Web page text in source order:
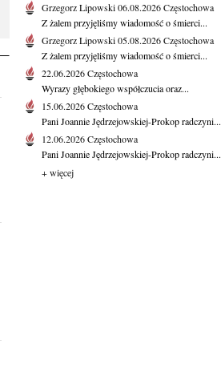
Grzegorz Lipowski06.08.2026Częstochowa
Z żalem przyjęliśmy wiadomość o śmierci...
Grzegorz Lipowski05.08.2026Częstochowa
Z żalem przyjęliśmy wiadomość o śmierci...
22.06.2026Częstochowa
Wyrazy głębokiego współczucia oraz...
15.06.2026Częstochowa
Pani Joannie Jędrzejowskiej-Prokop radczyni...
12.06.2026Częstochowa
Pani Joannie Jędrzejowskiej-Prokop radczyni...
+ więcej